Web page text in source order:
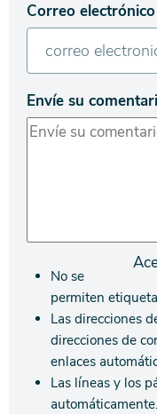
Correo electrónico
Envíe su
No se
permiten
Las direcciones
direcciones de
enlaces
Las líneas y los
automáticamente.